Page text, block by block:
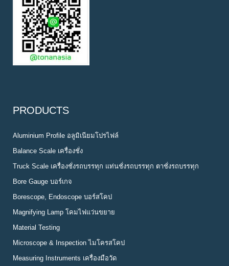
PRODUCTS
Aluminium Profile อลูมิเนียมโปรไฟล์
Balance Scale เครื่องชั่ง
Truck Scale เครื่องชั่งรถบรรทุก แท่นชั่งรถบรรทุก ตาชั่งรถบรรทุก
Bore Gauge บอร์เกจ
Borescope, Endoscope บอร์สโคป
Magnifying Lamp โคมไฟแว่นขยาย
Material Testing
Microscope & Inspection ไมโครสโคป
Measuring Instruments เครื่องมือวัด